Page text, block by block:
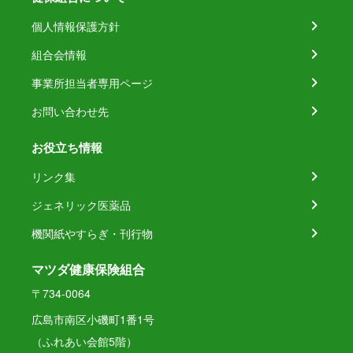
個人情報保護方針
組合会情報
事業所担当者専用ページ
お問い合わせ先
お役立ち情報
リンク集
ジェネリック医薬品
機関紙やすらぎ・刊行物
マツダ健康保険組合
〒734-0064
広島市南区小磯町1番1号
（ふれあい会館5階）